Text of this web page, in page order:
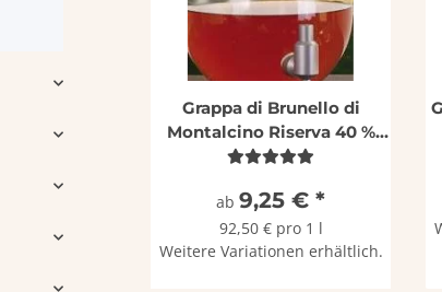
Grappa di Brunello di
Montalcino Riserva 40 %
vol.
ab 9,25 € *
92,50 € pro 1 l
Weitere Variationen erhältlich.